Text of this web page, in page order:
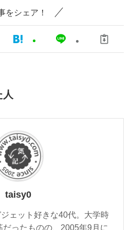
をシェア！
taisy0
ェット好きな40代。大学時
ったものの、2005年9月に